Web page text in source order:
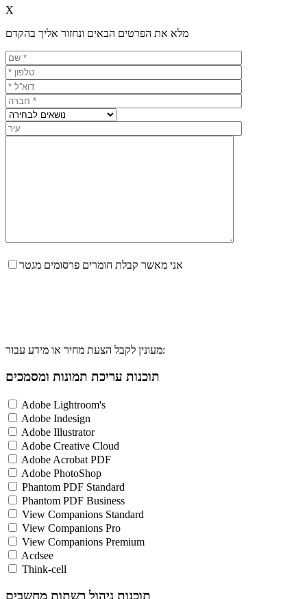
X
מלא את הפרטים הבאים ונחזור אליך בהקדם
אני מאשר קבלת חומרים פרסומים מגטר
מעונין לקבל הצעת מחיר או מידע עבור:
תוכנות עריכת תמונות ומסמכים
Adobe Lightroom's
Adobe Indesign
Adobe Illustrator
Adobe Creative Cloud
Adobe Acrobat PDF
Adobe PhotoShop
Phantom PDF Standard
Phantom PDF Business
View Companions Standard
View Companions Pro
View Companions Premium
Acdsee
Think-cell
תוכנות ניהול רשתות מחשבים